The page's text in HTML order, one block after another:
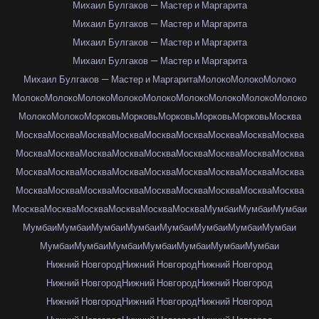
Михаил Булгаков — Мастер и Маргарита
Михаил Булгаков — Мастер и Маргарита
Михаил Булгаков — Мастер и Маргарита
Михаил Булгаков — Мастер и Маргарита
Михаил Булгаков — Мастер и МаргаритаМолокоМолокоМолоко
МолокоМолокоМолокоМолокоМолокоМолокоМолокоМолокоМолоко
МолокоМолокоМорковьМорковьМорковьМорковьМорковьМосква
МоскваМоскваМоскваМоскваМоскваМоскваМоскваМоскваМосква
МоскваМоскваМоскваМоскваМоскваМоскваМоскваМоскваМосква
МоскваМоскваМоскваМоскваМоскваМоскваМоскваМоскваМосква
МоскваМоскваМоскваМоскваМоскваМоскваМоскваМоскваМосква
МоскваМоскваМоскваМоскваМоскваМоскваМумбаиМумбаиМумбаи
МумбаиМумбаиМумбаиМумбаиМумбаиМумбаиМумбаиМумбаи
МумбаиМумбаиМумбаиМумбаиМумбаиМумбаиМумбаи
Нижний НовгородНижний НовгородНижний Новгород
Нижний НовгородНижний НовгородНижний Новгород
Нижний НовгородНижний НовгородНижний Новгород